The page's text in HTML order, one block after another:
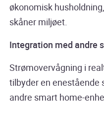
økonomisk
skåner miljøet.
Integration med andre
Strømovervågning i
tilbyder en enestående
andre smart home-